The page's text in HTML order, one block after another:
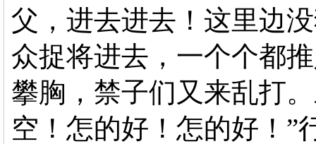
父，进去进去！这里边
众捉将进去，一个个都
攀胸，禁子们又来乱打
空！怎的好！怎的好！”